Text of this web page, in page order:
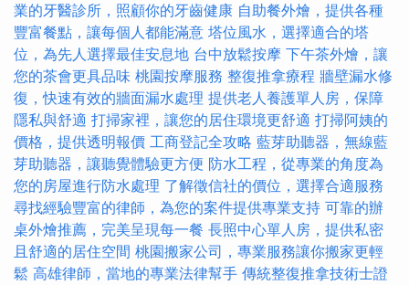
業的牙醫診所，照顧你的牙齒健康 自助餐外燴，提供各種
豐富餐點，讓每個人都能滿意 塔位風水，選擇適合的塔
位，為先人選擇最佳安息地 台中放鬆按摩 下午茶外燴，讓
您的茶會更具品味 桃園按摩服務 整復推拿療程 牆壁漏水修
復，快速有效的牆面漏水處理 提供老人養護單人房，保障
隱私與舒適 打掃家裡，讓您的居住環境更舒適 打掃阿姨的
價格，提供透明報價 工商登記全攻略 藍芽助聽器，無線藍
芽助聽器，讓聽覺體驗更方便 防水工程，從專業的角度為
您的房屋進行防水處理 了解徵信社的價位，選擇合適服務
尋找經驗豐富的律師，為您的案件提供專業支持 可靠的辦
桌外燴推薦，完美呈現每一餐 長照中心單人房，提供私密
且舒適的居住空間 桃園搬家公司，專業服務讓你搬家更輕
鬆 高雄律師，當地的專業法律幫手 傳統整復推拿技術士證